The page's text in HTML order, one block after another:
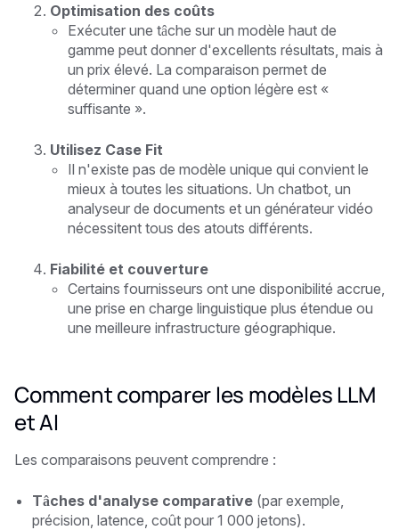
Optimisation des coûts
Exécuter une tâche sur un modèle haut de
gamme peut donner d'excellents résultats, mais à
un prix élevé. La comparaison permet de
déterminer quand une option légère est «
suffisante ».
Utilisez Case Fit
Il n'existe pas de modèle unique qui convient le
mieux à toutes les situations. Un chatbot, un
analyseur de documents et un générateur vidéo
nécessitent tous des atouts différents.
Fiabilité et couverture
Certains fournisseurs ont une disponibilité accrue,
une prise en charge linguistique plus étendue ou
une meilleure infrastructure géographique.
Comment comparer les modèles LLM
et AI
Les comparaisons peuvent comprendre :
Tâches d'analyse comparative (par exemple,
précision, latence, coût pour 1 000 jetons).